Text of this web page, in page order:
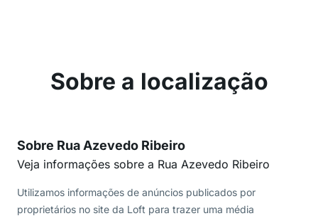
Sobre a localização
Sobre Rua Azevedo Ribeiro
Veja informações sobre a Rua Azevedo Ribeiro
Utilizamos informações de anúncios publicados por
proprietários no site da Loft para trazer uma média